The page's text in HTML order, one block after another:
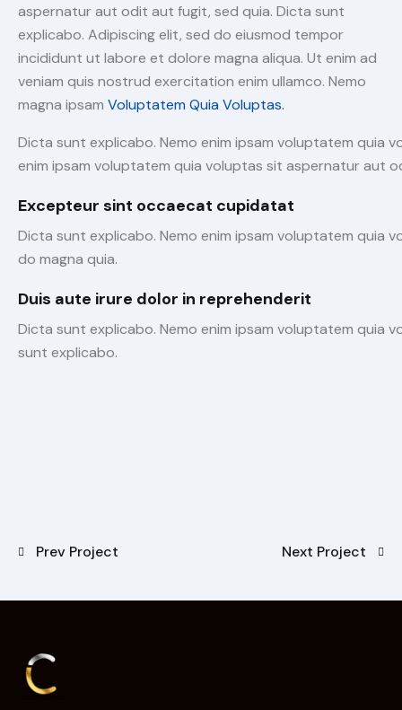
aspernatur aut odit aut fugit, sed quia. Dicta sunt
explicabo. Adipiscing elit, sed do eiusmod tempor
incididunt ut labore et dolore magna aliqua. Ut enim ad
veniam quis nostrud exercitation enim ullamco. Nemo
magna ipsam Voluptatem Quia Voluptas.
Dicta sunt explicabo. Nemo enim ipsam voluptatem quia
enim ipsam voluptatem quia voluptas sit aspernatur aut
Excepteur sint occaecat cupidatat
Dicta sunt explicabo. Nemo enim ipsam voluptatem
do magna quia.
Duis aute irure dolor in reprehenderit
Dicta sunt explicabo. Nemo enim ipsam voluptatem
sunt explicabo.
Prev Project Next Project